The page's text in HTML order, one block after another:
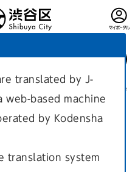
現在のページ
translated by J-
web-based machine
by Kodensha
translation system